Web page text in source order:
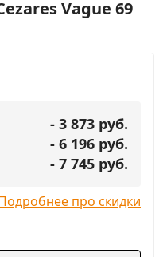
Vague 69
- 3 873 руб.
- 6 196 руб.
- 7 745 руб.
про скидки